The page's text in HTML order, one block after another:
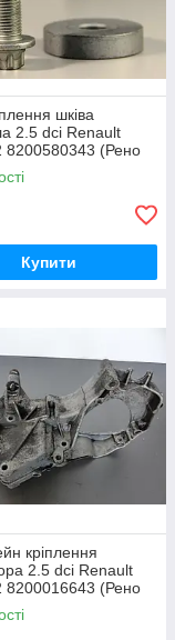
шківа
2.5 dci Renault
8200580343 (Рено
Купити
кріплення
2.5 dci Renault
8200016643 (Рено